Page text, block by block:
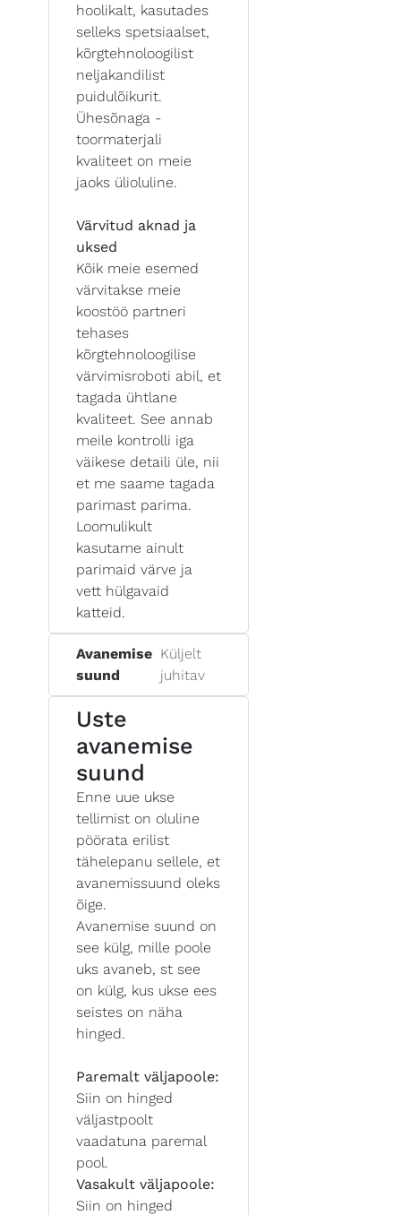
hoolikalt, kasutades
selleks spetsiaalset,
kõrgtehnoloogilist
neljakandilist
puidulõikurit.
Ühesõnaga -
toormaterjali
kvaliteet on meie
jaoks ülioluline.
Värvitud aknad ja
uksed
Kõik meie esemed
värvitakse meie
koostöö partneri
tehases
kõrgtehnoloogilise
värvimisroboti abil, et
tagada ühtlane
kvaliteet. See annab
meile kontrolli iga
väikese detaili üle, nii
et me saame tagada
parimast parima.
Loomulikult
kasutame ainult
parimaid värve ja
vett hülgavaid
katteid.
Avanemise
suund
Küljelt
juhitav
Uste
avanemise
suund
Enne uue ukse
tellimist on oluline
pöörata erilist
tähelepanu sellele, et
avanemissuund oleks
õige.
Avanemise suund on
see külg, mille poole
uks avaneb, st see
on külg, kus ukse ees
seistes on näha
hinged.
Paremalt väljapoole:
Siin on hinged
väljastpoolt
vaadatuna paremal
pool.
Vasakult väljapoole:
Siin on hinged